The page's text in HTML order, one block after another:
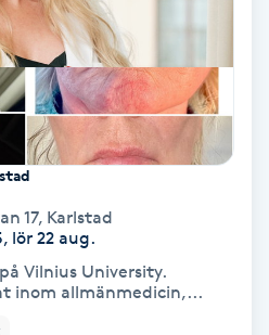
17, Karlstad
lör 22 aug.
Vilnius University.
inom allmänmedicin,...